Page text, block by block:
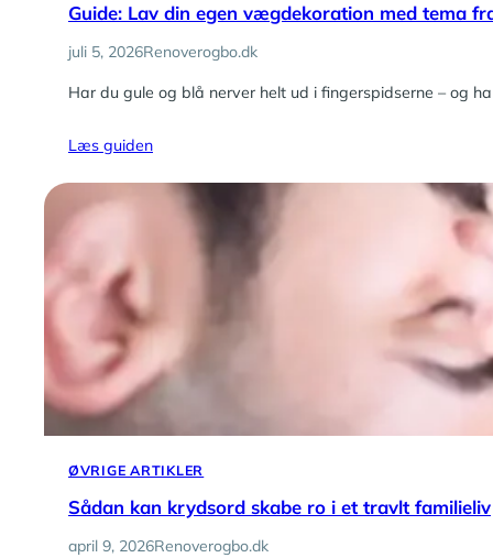
Guide: Lav din egen vægdekoration med tema
juli 5, 2026Renoverogbo.dk
Har du gule og blå nerver helt ud i fingerspidserne – og
Læs guiden
ØVRIGE ARTIKLER
Sådan kan krydsord skabe ro i et travlt familieliv
april 9, 2026Renoverogbo.dk